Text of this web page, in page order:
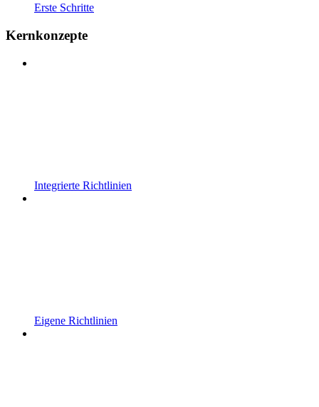
Erste Schritte
Kernkonzepte
Integrierte Richtlinien
Eigene Richtlinien